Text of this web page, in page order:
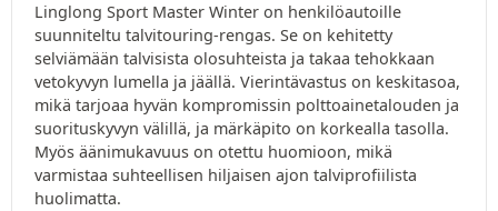
Linglong Sport Master Winter on henkilöautoille
suunniteltu talvitouring-rengas. Se on kehitetty
selviämään talvisista olosuhteista ja takaa tehokkaan
vetokyvyn lumella ja jäällä. Vierintävastus on keskitasoa,
mikä tarjoaa hyvän kompromissin polttoainetalouden ja
suorituskyvyn välillä, ja märkäpito on korkealla tasolla.
Myös äänimukavuus on otettu huomioon, mikä
varmistaa suhteellisen hiljaisen ajon talviprofiilista
huolimatta.